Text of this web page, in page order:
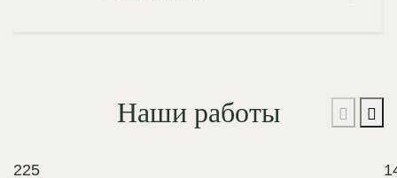
Наши работы
225